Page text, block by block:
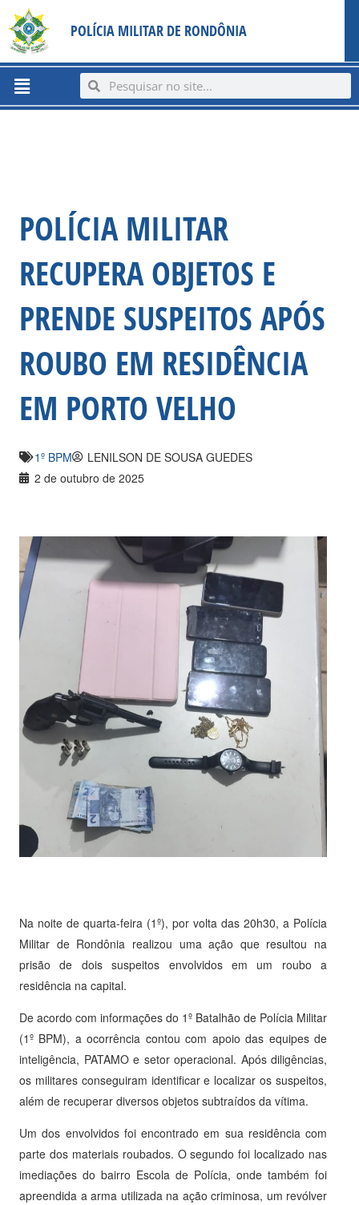
content
para
conteúdo
POLÍCIA MILITAR DE RONDÔNIA
Menu SearchSearch
POLÍCIA MILITAR
RECUPERA OBJETOS E
PRENDE SUSPEITOS APÓS
ROUBO EM RESIDÊNCIA
EM PORTO VELHO
1º BPM
LENILSON DE SOUSA GUEDES
2 de outubro de 2025
Na noite de quarta-feira (1º), por volta das 20h30, a Polícia
Militar de Rondônia realizou uma ação que resultou na
prisão de dois suspeitos envolvidos em um roubo a
residência na capital.
De acordo com informações do 1º Batalhão de Polícia Militar
(1º BPM), a ocorrência contou com apoio das equipes de
inteligência, PATAMO e setor operacional. Após diligências,
os militares conseguiram identificar e localizar os suspeitos,
além de recuperar diversos objetos subtraídos da vítima.
Um dos envolvidos foi encontrado em sua residência com
parte dos materiais roubados. O segundo foi localizado nas
imediações do bairro Escola de Polícia, onde também foi
apreendida a arma utilizada na ação criminosa, um revólver